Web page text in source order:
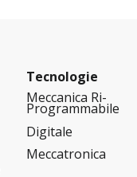
Tecnologie
Meccanica Ri-
Programmabile
Digitale
Meccatronica